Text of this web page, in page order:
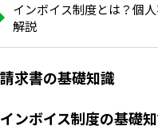
インボイス制度とは？個
解説
請求書の基礎知識
インボイス制度の基礎